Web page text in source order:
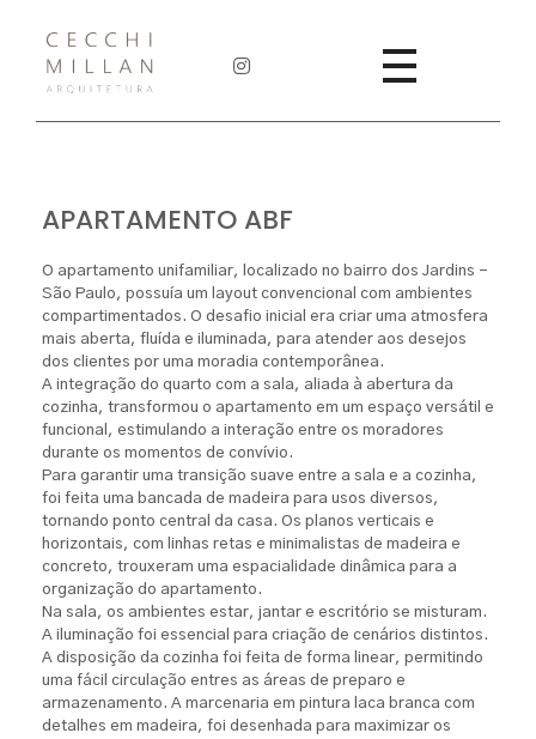
APARTAMENTO ABF
O apartamento unifamiliar, localizado no bairro dos Jardins –
São Paulo, possuía um layout convencional com ambientes
compartimentados. O desafio inicial era criar uma atmosfera
mais aberta, fluída e iluminada, para atender aos desejos
dos clientes por uma moradia contemporânea.
A integração do quarto com a sala, aliada à abertura da
cozinha, transformou o apartamento em um espaço versátil e
funcional, estimulando a interação entre os moradores
durante os momentos de convívio.
Para garantir uma transição suave entre a sala e a cozinha,
foi feita uma bancada de madeira para usos diversos,
tornando ponto central da casa. Os planos verticais e
horizontais, com linhas retas e minimalistas de madeira e
concreto, trouxeram uma espacialidade dinâmica para a
organização do apartamento.
Na sala, os ambientes estar, jantar e escritório se misturam.
A iluminação foi essencial para criação de cenários distintos.
A disposição da cozinha foi feita de forma linear, permitindo
uma fácil circulação entres as áreas de preparo e
armazenamento. A marcenaria em pintura laca branca com
detalhes em madeira, foi desenhada para maximizar os